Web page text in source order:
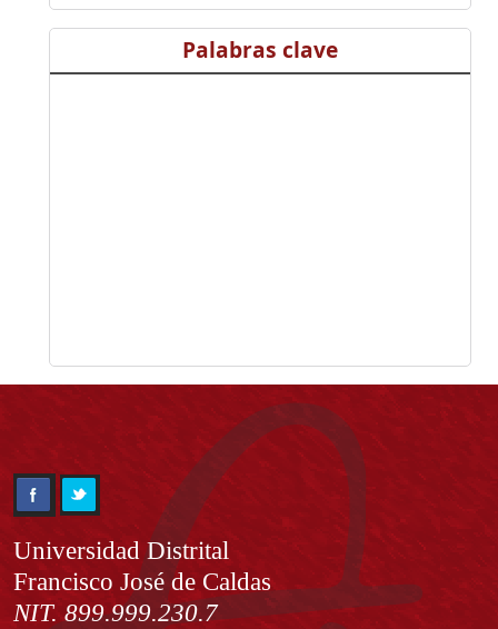
Palabras clave
Información
Universidad Distrital
Francisco José de Caldas
NIT. 899.999.230.7